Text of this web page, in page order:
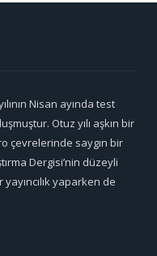
Nisan ayında test
Otuz yılı aşkın bir
çevrelerinde saygın bir
Dergisi’nin düzeyli
yaparken de